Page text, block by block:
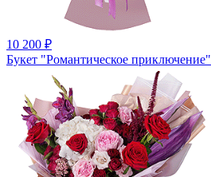
10 200 ₽
Букет "Романтическое приключение"